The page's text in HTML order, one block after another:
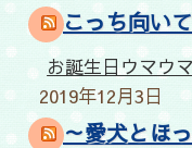
こっち向い
お誕生日ウマウ
2019年12月3日
～愛犬とほ